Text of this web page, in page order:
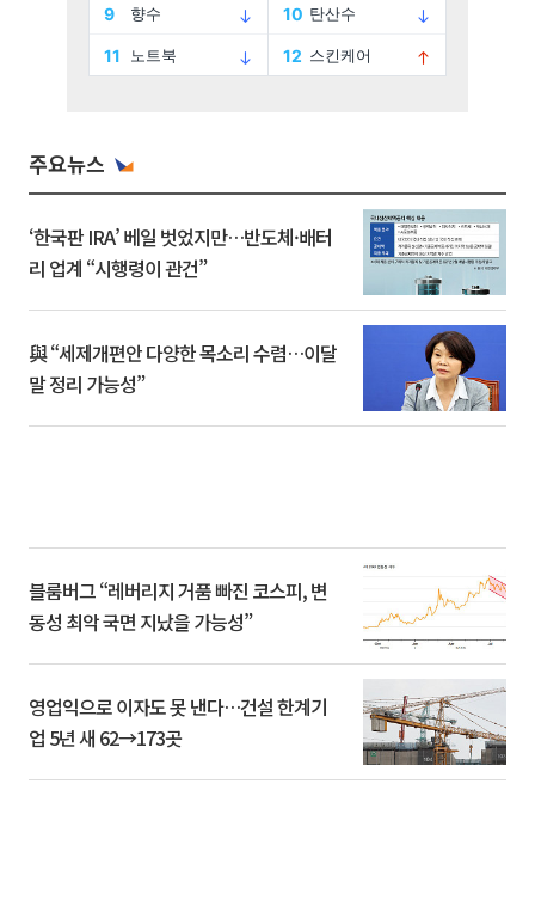
주요뉴스
‘한국판 IRA’ 베일 벗었지만…반도체·배터
리 업계 “시행령이 관건”
與 “세제개편안 다양한 목소리 수렴…이달
말 정리 가능성”
블룸버그 “레버리지 거품 빠진 코스피, 변
동성 최악 국면 지났을 가능성”
영업익으로 이자도 못 낸다…건설 한계기
업 5년 새 62→173곳